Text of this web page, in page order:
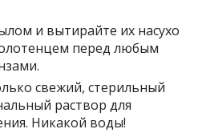
и вытирайте их насухо
перед любым
свежий, стерильный
раствор для
Никакой воды!